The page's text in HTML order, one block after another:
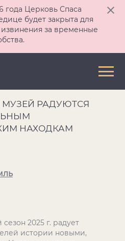
года Церковь Спаса
будет закрыта для
за временные
РАДУЮТСЯ
НАХОДКАМ
2025 г. радует
истории новыми,